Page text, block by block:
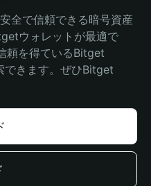
全で信頼できる暗号資産
ウォレットが最適で
頼を得ているBitget
できます。ぜひBitget